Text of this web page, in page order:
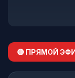
🔴 ПРЯМОЙ